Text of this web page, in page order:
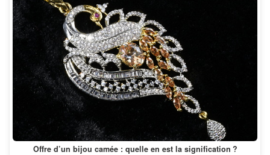
Offre d’un bijou camée : quelle en est la signification ?